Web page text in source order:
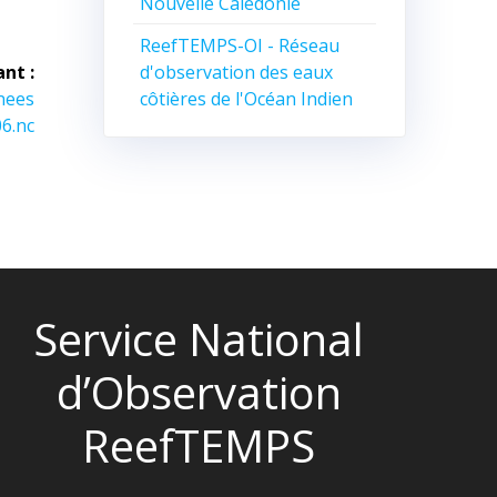
:
ReefTEMPS-OI - Réseau
d'observation des eaux
côtières de l'Océan Indien
Service National
d’Observation
ReefTEMPS